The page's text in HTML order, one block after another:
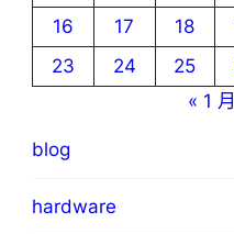
16
17 18
23
24 25
« 1 月
blog
hardware